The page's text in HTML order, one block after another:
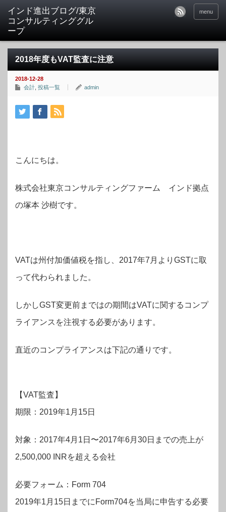
インド進出ブログ/東京
コンサルティンググル
ープ
menu
2018年度もVAT監査に注意
2018-12-28
会計 投稿一覧 admin
こんにちは。
株式会社東京コンサルティングファーム インド拠点
の塚本 沙樹です。
VATは州付加価値税を指し、2017年7月よりGSTに取
って代わられました。
しかしGST変更前まではの期間はVATに関するコンプ
ライアンスを注視する必要があります。
直近のコンプライアンスは下記の通りです。
【VAT監査】
期限：2019年1月15日
対象：2017年4月1日〜2017年6月30日までの売上が
2,500,000 INRを超える会社
必要フォーム：Form 704
2019年1月15日までにForm704を当局に申告する必要